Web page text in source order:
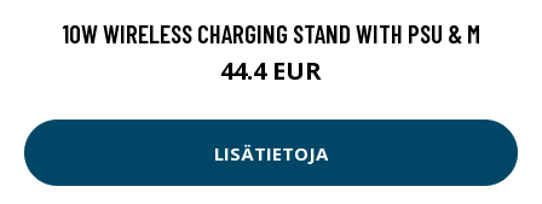
10W WIRELESS CHARGING STAND WITH PSU & M
44.4 EUR
LISÄTIETOJA